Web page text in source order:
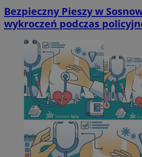
Bezpieczny Pieszy w
wykroczeń podczas